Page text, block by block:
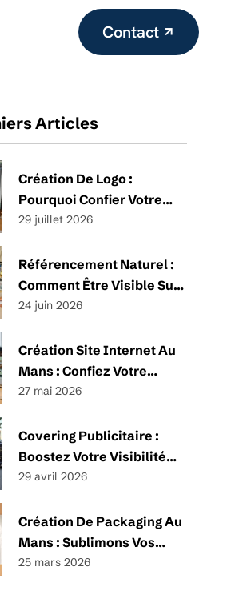
Contact
Articles
Création De Logo :
Pourquoi Confier Votre
Identité Visuelle À Un
29 juillet 2026
Référencement Naturel :
Comment Être Visible Sur
Google Quand On Est Une
24 juin 2026
Création Site Internet Au
Mans : Confiez Votre
Projet À Un Spécialiste
27 mai 2026
Covering Publicitaire :
Boostez Votre Visibilité
Avec Un Habillage
29 avril 2026
Création De Packaging Au
Mans : Sublimons Vos
Produits !
25 mars 2026